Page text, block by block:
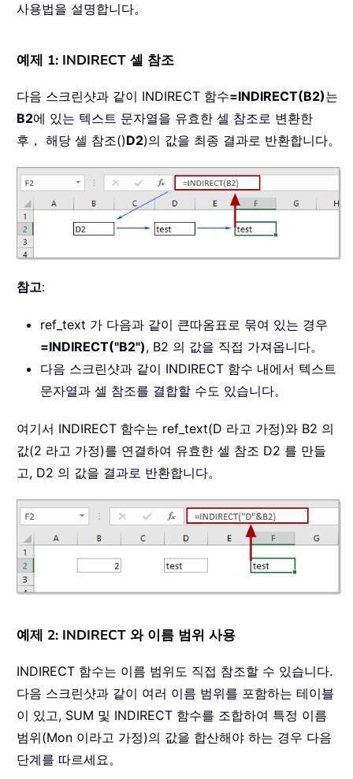
사용법을 설명합니다。
예제 1: INDIRECT 셀 참조
다음 스크린샷과 같이 INDIRECT 함수=INDIRECT(B2)는
B2에 있는 텍스트 문자열을 유효한 셀 참조로 변환한
후， 해당 셀 참조()D2)의 값을 최종 결과로 반환합니다。
참고:
ref_text 가 다음과 같이 큰따옴표로 묶여 있는 경우
=INDIRECT("B2"), B2 의 값을 직접 가져옵니다。
다음 스크린샷과 같이 INDIRECT 함수 내에서 텍스트
문자열과 셀 참조를 결합할 수도 있습니다。
여기서 INDIRECT 함수는 ref_text(D 라고 가정)와 B2 의
값(2 라고 가정)를 연결하여 유효한 셀 참조 D2 를 만들
고, D2 의 값을 결과로 반환합니다。
예제 2: INDIRECT 와 이름 범위 사용
INDIRECT 함수는 이름 범위도 직접 참조할 수 있습니다.
다음 스크린샷과 같이 여러 이름 범위를 포함하는 테이블
이 있고, SUM 및 INDIRECT 함수를 조합하여 특정 이름
범위(Mon 이라고 가정)의 값을 합산해야 하는 경우 다음
단계를 따르세요。